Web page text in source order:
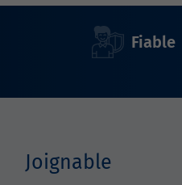
Fiable
Joignable